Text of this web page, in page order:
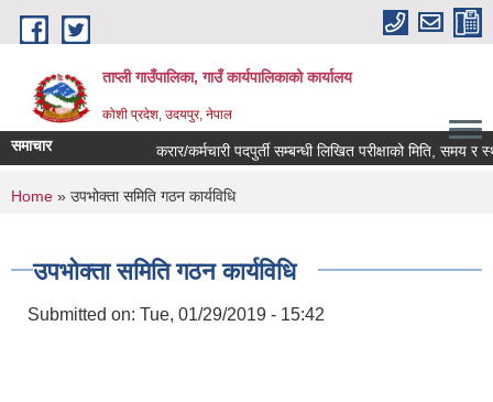
Skip to main content
ताप्ली गाउँपालिका, गाउँ कार्यपालिकाको कार्यालय
कोशी प्रदेश, उदयपुर, नेपाल
समाचार करार/कर्मचारी पदपुर्ती सम्बन्धी लिखित परीक्षाको मिति, समय र
You are here
Home » उपभोक्ता समिति गठन कार्यविधि
उपभोक्ता समिति गठन कार्यविधि
Submitted on: Tue, 01/29/2019 - 15:42